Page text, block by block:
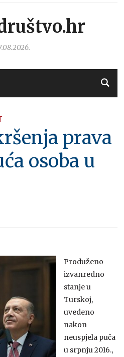
prava
osoba u
Produženo
izvanredno
stanje u
Turskoj,
uvedeno
nakon
neuspjela puča
u srpnju 2016.,